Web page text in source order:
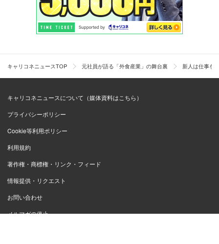
キャリコネニュースTOP 元社員が語る「外食産業」の舞台裏 新人は仕事を
キャリコネニュースについて（媒体資料はこちら）
プライバシーポリシー
Cookie等利用ポリシー
利用規約
著作権・商標権・リンク・フィード
情報提供・リクエスト
お問い合わせ
メルマガの停止